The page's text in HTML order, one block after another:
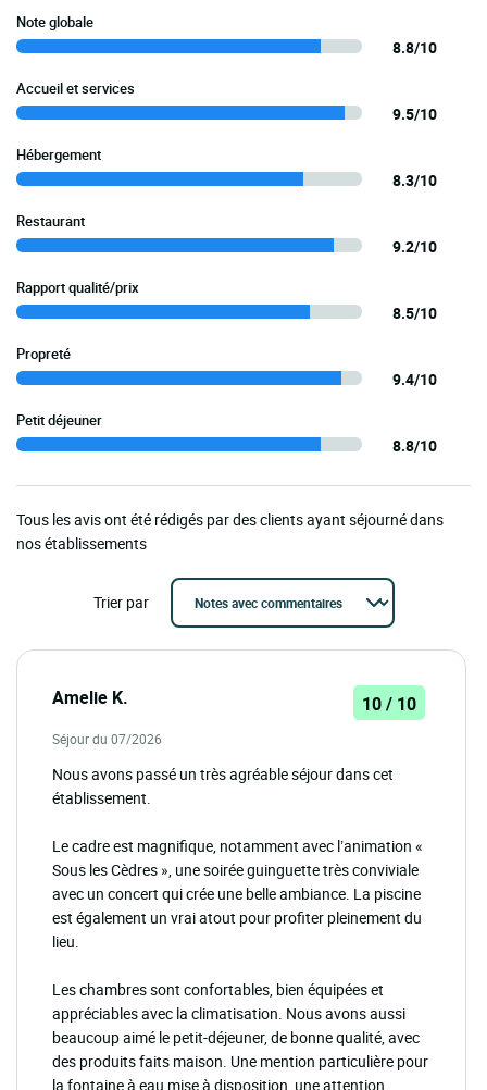
Note globale
8.8/10
Accueil et services
9.5/10
Hébergement
8.3/10
Restaurant
9.2/10
Rapport qualité/prix
8.5/10
Propreté
9.4/10
Petit déjeuner
8.8/10
Tous les avis ont été rédigés par des clients ayant séjourné dans
nos établissements
Trier par
Amelie K. 10 / 10
Séjour du 07/2026
Nous avons passé un très agréable séjour dans cet
établissement.
Le cadre est magnifique, notamment avec l’animation «
Sous les Cèdres », une soirée guinguette très conviviale
avec un concert qui crée une belle ambiance. La piscine
est également un vrai atout pour profiter pleinement du
lieu.
Les chambres sont confortables, bien équipées et
appréciables avec la climatisation. Nous avons aussi
beaucoup aimé le petit-déjeuner, de bonne qualité, avec
des produits faits maison. Une mention particulière pour
la fontaine à eau mise à disposition, une attention